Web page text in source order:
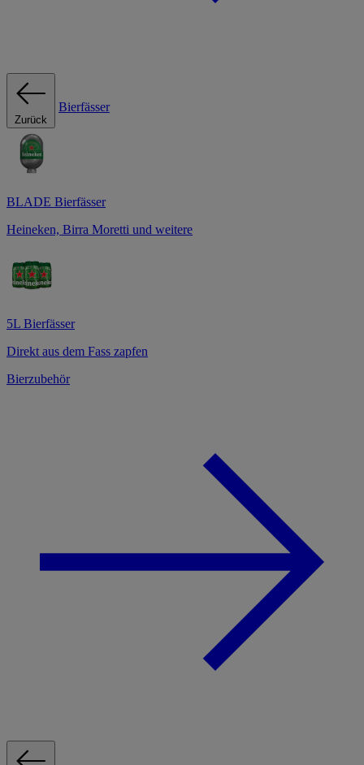
Zurück
Bierfässer
BLADE Bierfässer
Heineken, Birra Moretti und weitere
5L Bierfässer
Direkt aus dem Fass zapfen
Bierzubehör